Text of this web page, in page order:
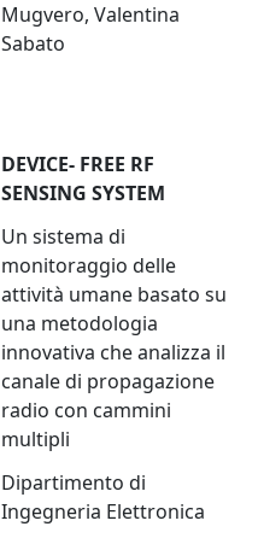
Mugvero, Valentina
Sabato
DEVICE- FREE RF
SENSING SYSTEM
Un sistema di
monitoraggio delle
attività umane basato su
una metodologia
innovativa che analizza il
canale di propagazione
radio con cammini
multipli
Dipartimento di
Ingegneria Elettronica